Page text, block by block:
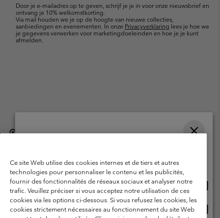
Door je e-mailadres op te geven, schrijf je je in voor onze nieuwsbrief en
ontvang je 10% welkomstkorting.
Via mail houden we je op de hoogte van nieuwe collecties,
aanbiedingen en evenementen. In onze Privacyverklaring lees je hoe we
je gegevens verwerken voor marketingdoeleinden en hoe je je kunt
afmelden.
België (Nederlands) | English ›| français ›
Gebruiksvoorwaarden
Verkoopvoorwaarden
Garantie
Privacybeleid
Gebruiksvoorwaarden voor lidmaatschap
Voorwaarden voor door gebruikers gegenereerde inhoud
Impressum
Ce site Web utilise des cookies internes et de tiers et autres
technologies pour personnaliser le contenu et les publicités,
fournir des fonctionnalités de réseaux sociaux et analyser notre
trafic. Veuillez préciser si vous acceptez notre utilisation de ces
cookies via les options ci-dessous. Si vous refusez les cookies, les
cookies strictement nécessaires au fonctionnement du site Web
Online shoppen beschikbaar
United States
Belgium-English